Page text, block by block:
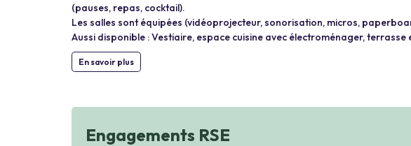
(pauses, repas, cocktail).
Les salles sont équipées (vidéoprojecteur, sonorisation, micros,
Aussi disponible : Vestiaire, espace cuisine avec électroménager,
En savoir plus
Engagements RSE